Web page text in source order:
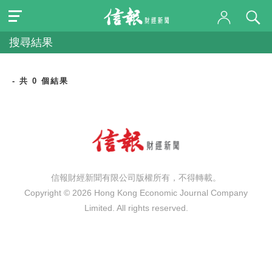
搜尋結果
- 共 0 個結果
信報財經新聞有限公司版權所有，不得轉載。
Copyright © 2026 Hong Kong Economic Journal Company
Limited. All rights reserved.